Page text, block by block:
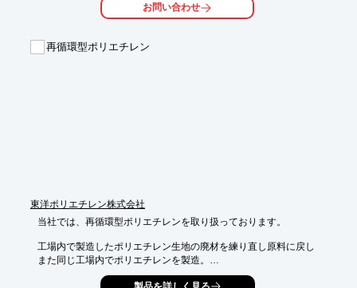
・効率的に原料を売ることができる
お問い合わせ
再循環型ポリエチレン
東洋ポリエチレン株式会社
当社では、再循環型ポリエチレンを取り扱っております。
工場内で製造したポリエチレン生地の廃材を練り直し原料に戻し
また同じ工場内でポリエチレンを製造。
ヴァージン原料と混ぜ合わせながら製造する為、ポリエチレンと